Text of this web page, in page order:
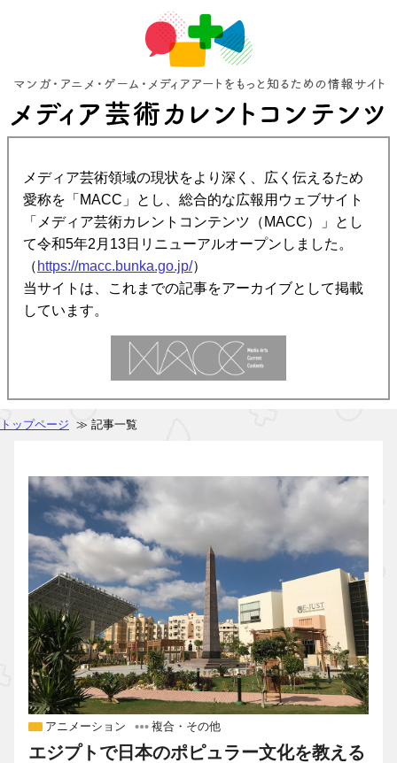
メディア芸術領域の現状をより深く、広く伝えるため
愛称を「MACC」とし、総合的な広報用ウェブサイト
「メディア芸術カレントコンテンツ（MACC）」とし
て令和5年2月13日リニューアルオープンしました。
（ https://macc.bunka.go.jp/）
当サイトは、これまでの記事をアーカイブとして掲載
しています。
トップページ ≫ 記事一覧
アニメーション 複合・その他
エジプトで日本のポピュラー文化を教える